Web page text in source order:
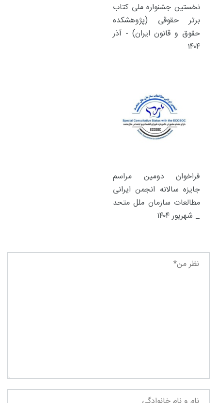
نخستین جشنواره ملی کتاب
برتر حقوقی (پژوهشکده
حقوق و قانون ایران) - آذر
۱۴۰۴
فراخوان دومین مراسم
جایزه سالانه انجمن ایرانی
مطالعات سازمان ملل متحد
_ شهریور ۱۴۰۴